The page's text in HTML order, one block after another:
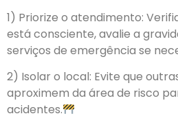
1) Priorize o atendimento:
está consciente, avalie a
serviços de emergência se
2) Isolar o local: Evite que
aproximem da área de risco
acidentes.